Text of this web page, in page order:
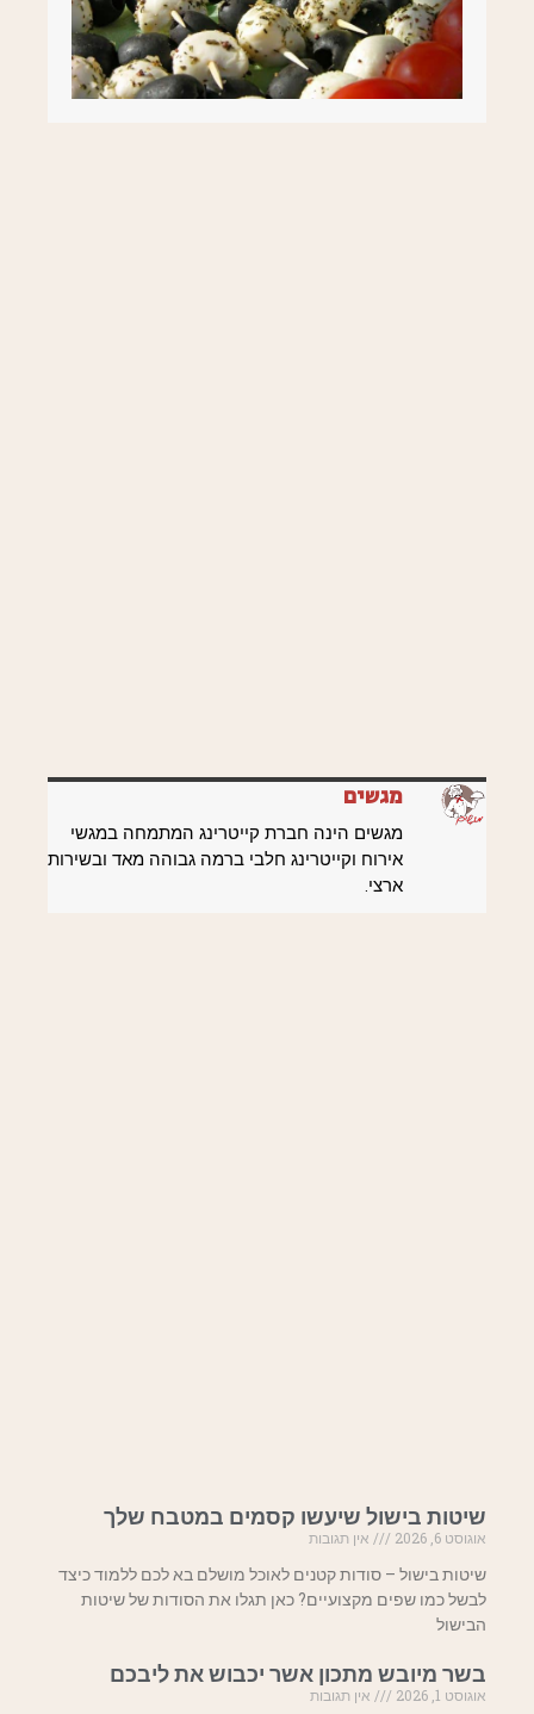
מגשים
מגשים הינה חברת קייטרינג המתמחה במגשי
אירוח וקייטרינג חלבי ברמה גבוהה מאד ובשירות
ארצי.
שיטות בישול שיעשו קסמים במטבח שלך
אוגוסט 6, 2026
אין תגובות
שיטות בישול – סודות קטנים לאוכל מושלם בא לכם ללמוד כיצד
לבשל כמו שפים מקצועיים? כאן תגלו את הסודות של שיטות
הבישול
בשר מיובש מתכון אשר יכבוש את ליבכם
אוגוסט 1, 2026
אין תגובות